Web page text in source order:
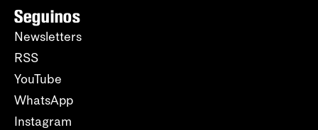
Seguinos
Newsletters
RSS
YouTube
WhatsApp
Instagram